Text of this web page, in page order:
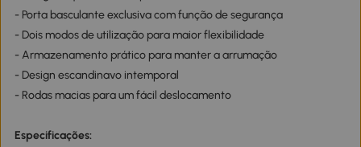
- Porta basculante exclusiva com função de segurança
- Dois modos de utilização para maior flexibilidade
- Armazenamento prático para manter a arrumação
- Design escandinavo intemporal
- Rodas macias para um fácil deslocamento
Especificações: